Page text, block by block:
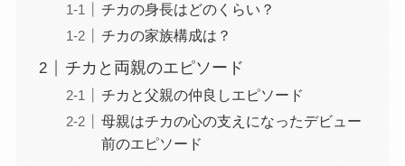
チカの身長はどのくらい？
チカの家族構成は？
チカと両親のエピソード
チカと父親の仲良しエピソード
母親はチカの心の支えになったデビュー
前のエピソード